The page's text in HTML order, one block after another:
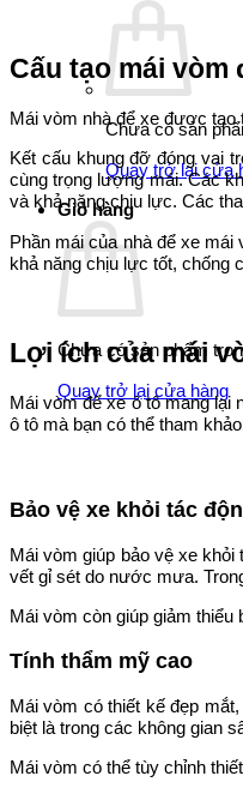
Chưa có sản
Quay trở lại cửa
Giỏ hàng
Chưa có sản phẩm
Quay trở lại cửa hàng
Cấu tạo mái vòm
Mái vòm nhà để xe được tạo
Kết cấu khung đỡ đóng vai
cùng trọng lượng mái. Các
và khả năng chịu lực. Các
Phần mái của nhà để xe
khả năng chịu lực tốt, chống
Lợi ích của mái
Mái vòm để xe ô tô mang lại
ô tô mà bạn có thể tham
Bảo vệ xe khỏi tác
Mái vòm giúp bảo vệ xe
vết gỉ sét do nước mưa.
Mái vòm còn giúp giảm
Tính thẩm mỹ cao
Mái vòm có thiết kế đẹp
biệt là trong các không gian
Mái vòm có thể tùy chỉnh